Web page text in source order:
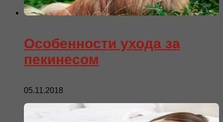
Особенности ухода за
пекинесом
05.11.2018